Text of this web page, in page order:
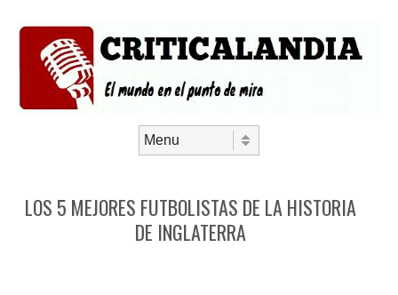
LOS 5 MEJORES FUTBOLISTAS DE LA HISTORIA
DE INGLATERRA